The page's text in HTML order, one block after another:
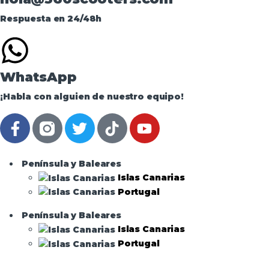
Respuesta en 24/48h
WhatsApp
¡Habla con alguien de nuestro equipo!
Península y Baleares
Islas Canarias
Portugal
Península y Baleares
Islas Canarias
Portugal